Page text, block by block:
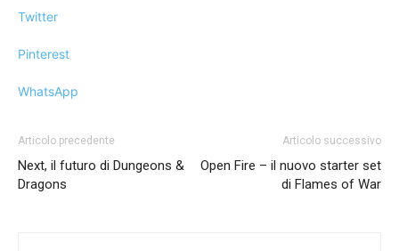
Twitter
Pinterest
WhatsApp
Articolo precedente
Next, il futuro di Dungeons &
Dragons
Articolo successivo
Open Fire – il nuovo starter set
di Flames of War